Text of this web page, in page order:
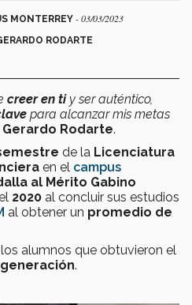
MONTERREY - 03/03/2023
RODARTE
creer en tiy ser auténtico,
para alcanzar mis metas
Gerardo Rodarte.
de la Licenciatura
en el campus
al Mérito Gabino
2020 al concluir sus estudios
al obtener un promedio de
alumnos que obtuvieron el
.